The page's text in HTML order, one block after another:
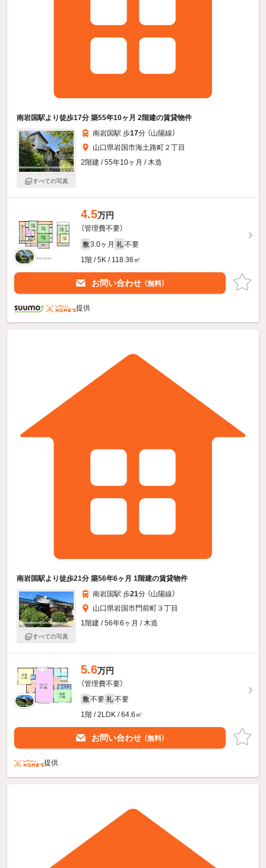
南岩国駅より徒歩17分 築55年10ヶ月 2階建の賃貸物件
すべての写真
南岩国駅 歩17分 （山陽線）
山口県岩国市海土路町２丁目
2階建 / 55年10ヶ月 / 木造
4.5万円
（管理費不要）
敷 3.0ヶ月 礼 不要
1階 / 5K / 118.36㎡
お問い合わせ （無料）
提供
南岩国駅より徒歩21分 築56年6ヶ月 1階建の賃貸物件
すべての写真
南岩国駅 歩21分 （山陽線）
山口県岩国市門前町３丁目
1階建 / 56年6ヶ月 / 木造
5.6万円
（管理費不要）
敷 不要 礼 不要
1階 / 2LDK / 64.6㎡
お問い合わせ （無料）
提供